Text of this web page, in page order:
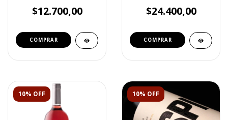
$12.700,00 $24.400,00
10% OFF 10% OFF